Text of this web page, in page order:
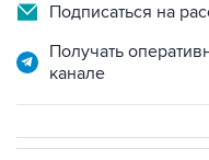
Подписаться на
Получать
канале